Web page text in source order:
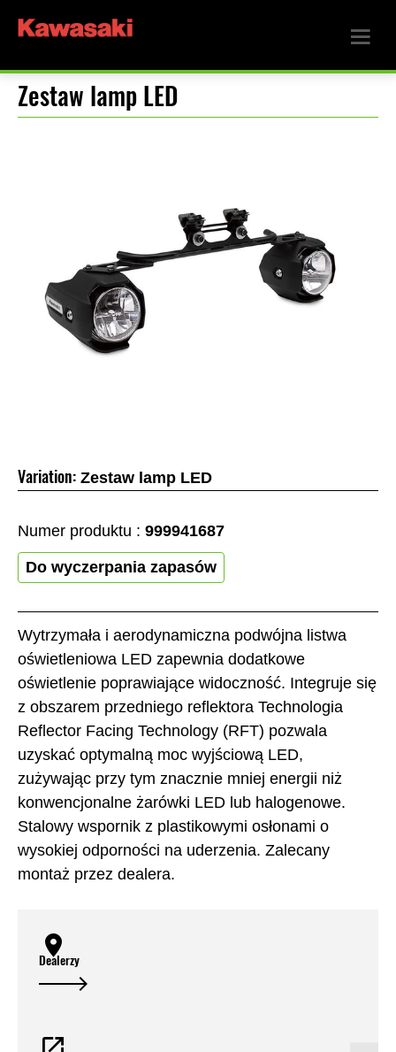
Zestaw lamp LED
Wytrzymała i aerodynamiczna podwójna listwa
oświetleniowa LED zapewnia dodatkowe
oświetlenie poprawiające widoczność. Integruje się
z obszarem przedniego reflektora Technologia
Reflector Facing Technology (RFT) pozwala
uzyskać optymalną moc wyjściową LED,
zużywając przy tym znacznie mniej energii niż
konwencjonalne żarówki LED lub halogenowe.
Stalowy wspornik z plastikowymi osłonami o
wysokiej odporności na uderzenia. Zalecany
montaż przez dealera.
Variation: Zestaw lamp LED
Numer produktu : 999941687
Do wyczerpania zapasów
Dealerzy